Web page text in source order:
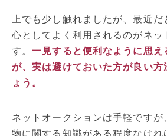
上でも少し触れましたが、最近
心としてよく利用されるのがネッ
す。一見すると便利なように思え
が、実は避けておいた方が良い方
ょう。
ネットオークションは手軽です
物に関する知識がある程度なけれ